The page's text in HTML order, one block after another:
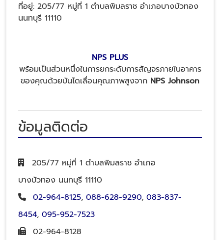
ที่อยู่: 205/77 หมู่ที่ 1 ตำบลพิมลราช อำเภอบางบัวทอง
นนทบุรี 11110
NPS PLUS
พร้อมเป็นส่วนหนึ่งในการยกระดับการสัญจรภายในอาคาร
ของคุณด้วยบันไดเลื่อนคุณภาพสูงจาก NPS Johnson
ข้อมูลติดต่อ
205/77 หมู่ที่ 1 ตำบลพิมลราช อำเภอ
บางบัวทอง นนทบุรี 11110
02-964-8125, 088-628-9290, 083-837-
8454, 095-952-7523
02-964-8128